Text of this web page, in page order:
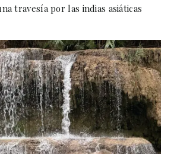
travesía por las indias asiáticas